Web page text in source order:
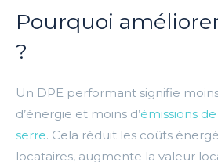
Pourquoi
?
Un DPE performant signifie
d’énergie et moins d’émissions
serre. Cela réduit les coûts
locataires, augmente la valeur